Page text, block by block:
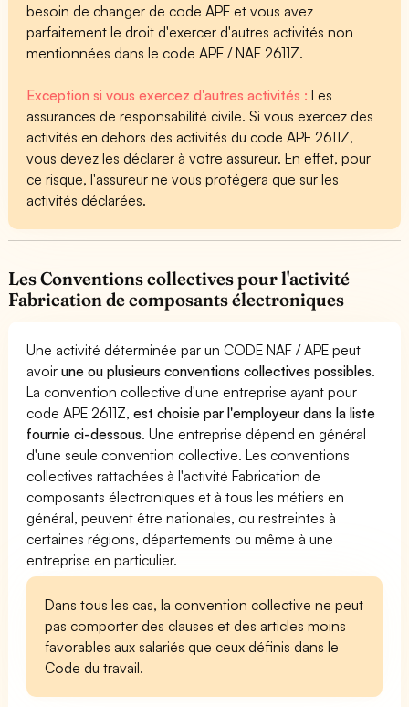
besoin de changer de code APE et vous avez
parfaitement le droit d'exercer d'autres activités non
mentionnées dans le code APE / NAF 2611Z.
Exception si vous exercez d'autres activités :Les
assurances de responsabilité civile. Si vous exercez des
activités en dehors des activités du code APE 2611Z,
vous devez les déclarer à votre assureur. En effet, pour
ce risque, l'assureur ne vous protégera que sur les
activités déclarées.
Les Conventions collectives pour l'activité
Fabrication de composants électroniques
Une activité déterminée par un CODE NAF / APE peut
avoirune ou plusieurs conventions collectives possibles.
La convention collective d'une entreprise ayant pour
code APE 2611Z,est choisie par l'employeur dans la liste
fournie ci-dessous. Une entreprise dépend en général
d'une seule convention collective. Les conventions
collectives rattachées à l'activité Fabrication de
composants électroniques et à tous les métiers en
général, peuvent être nationales, ou restreintes à
certaines régions, départements ou même à une
entreprise en particulier.
Dans tous les cas, la convention collective ne peut
pas comporter des clauses et des articles moins
favorables aux salariés que ceux définis dans le
Code du travail.